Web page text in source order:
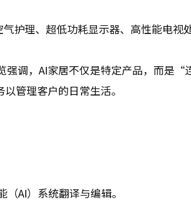
护理、超低功耗显示器、高性能电视
强调，AI家居不仅是特定产品，而是
管理客户的日常生活。
AI）系统翻译与编辑。